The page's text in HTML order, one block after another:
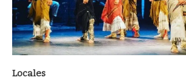
Locales